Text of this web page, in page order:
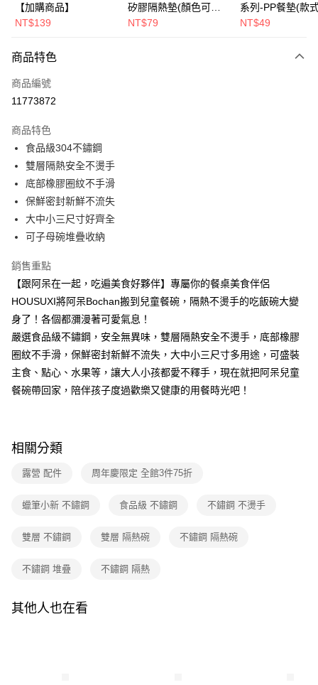
Google Pay
相關說明
1.本服務由台灣大哥大提供，台灣大哥大用戶可立即使用無須另外申請。
2.付款方式選擇「大哥付你分期」，訂單成立後會自動跳轉到大哥付的交易
3.實際核准額度、可分期數及費用金額請依後續交易確認頁面所載為準。
4.訂單成立30分鐘內，如未前往確認交易或遇審核未通過，訂單將自動取
消。如遇「轉專審核」未通過狀況，表示未達大哥付你分期系統評分，恕無
法說明評估內容。
【繳款方式說明】
1.分期款項不併入電信帳單，「大哥付你分期」於每月結算日後寄送繳費提
醒簡訊。
2.透過簡訊連結打開帳單後，可選擇「超商條碼／台灣大直營門市／銀行轉
帳／街口支付／iPASS MONEY」等通路繳費。
【注意事項】
用戶於交易時，得透過本服務購買商品或服務，並由商店將買賣／分期付款
買賣價金債權讓與本公司後，依約使用本公司帳單繳交帳款。
2.基於同意付款使用「大哥付你分期」之契約關係目的，商店將以您的個人
資料（包含姓名、電話或地址）提供予台灣大哥大進項蒐集、處理及利用，
由本公司與您本人進行分期帳單所需資料之確認、核對及更正。
3.完整用戶服務條款，請詳閱以下連結： https://oppay.tw/userRule
AFTEE先享後付
相關說明
AFTEE先享後付是「在收到商品之後才付款」的支付方式。 讓您購物簡單
便利好安心！
１．簡單：不需註冊會員、不需綁卡、不需儲值。
２．便利：只要手機號碼，簡訊認證，即可結帳。
３．安心：先確認商品／服務後，再付款。
【「AFTEE先享後付」結帳流程】
１．於結帳方式選擇「AFTEE先享後付」後，將跳轉至「AFTEE先享後付」
結帳頁面，進行簡訊認證並確認金額後，即可完成結帳。
２．訂單成立數日內，您將收到繳費通知簡訊。
ATM／網路銀行／等多元方式進行付款，方視為交易完成。
※ 請注意：結帳手續完成當下不需立刻繳費，但若您需要取消訂單，請聯絡
購買商品的店家。未經商家同意取消之訂單仍視為有效，需透過AFTEE先享
後付繳納相關費用。
※ 交易是否成功請以「AFTEE先享後付 」之結帳頁面顯示為準，若有關於
是否繳費成功／繳費後需取消欲退款等相關疑問，請聯繫「AFTEE先享後付
【注意事項】
１．透過由恩沛科技股份有限公司提供之「AFTEE先享後付」服務完成之交
易，需依本服務之必要範圍內提供個人資料，並將交易相關給付款項請求債
３．未成年的使用者請事先徵得法定代理人或監護人之同意方可使用
任。
時審查核予不同之上限額度；若仍有額度不足之情形，本公司將視審查結果
請求用戶進行身份認證。
恩沛科技股份有限公司將有權停止該用戶之使用額度並採取法律行動。
ATM付款
運送方式
全家取貨付款
每筆NT$80，滿NT$699(含以上)免運費
付款後全家取貨
每筆NT$80，滿NT$699(含以上)免運費
付款後7-11取貨
每筆NT$80，滿NT$699(含以上)免運費
宅配
每筆NT$100，滿NT$699(含以上)免運費
【加購商品】
NT$139
矽膠隔熱墊(顏色可任
選)【加購商品】
NT$79
系列-PP餐墊(款
選)【加購商品】
NT$49
商品特色
商品編號
11773872
商品特色
食品級304不鏽鋼
雙層隔熱安全不燙手
底部橡膠圈紋不手滑
保鮮密封新鮮不流失
大中小三尺寸好齊全
可子母碗堆疊收納
銷售重點
【跟阿呆在一起，吃遍美食好夥伴】專屬你的餐桌美食伴侶
HOUSUXI將阿呆Bochan搬到兒童餐碗，隔熱不燙手的吃飯碗大變
身了！各個都瀰漫著可愛氣息！
嚴選食品級不鏽鋼，安全無異味，雙層隔熱安全不燙手，底部橡膠
圈紋不手滑，保鮮密封新鮮不流失，大中小三尺寸多用途，可盛裝
主食、點心、水果等，讓大人小孩都愛不釋手，現在就把阿呆兒童
餐碗帶回家，陪伴孩子度過歡樂又健康的用餐時光吧！
相關分類
露營 配件 周年慶限定 全館3件75折
蠟筆小新 不鏽鋼 食品級 不鏽鋼 不鏽鋼 不燙手
雙層 不鏽鋼 雙層 隔熱碗 不鏽鋼 隔熱碗
不鏽鋼 堆疊 不鏽鋼 隔熱
其他人也在看